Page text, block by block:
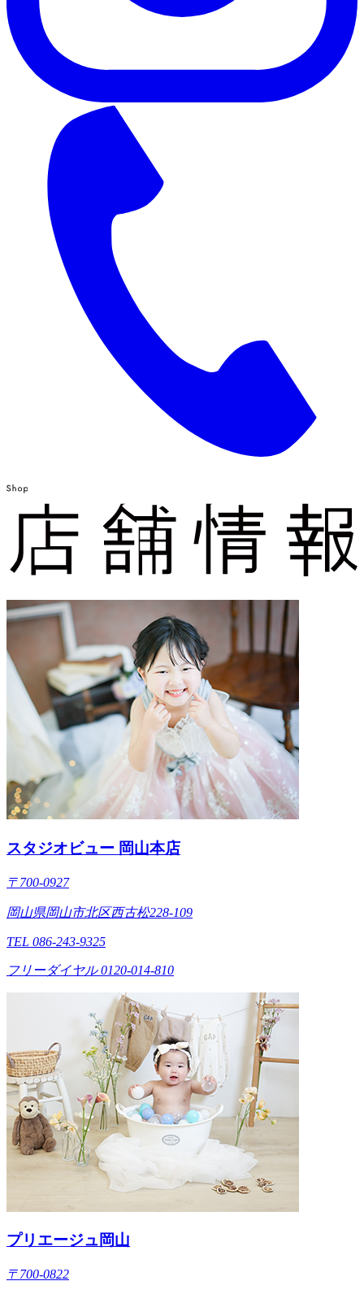
スタジオビュー 岡山本店
〒700-0927
岡山県岡山市北区西古松228-109
TEL 086-243-9325
フリーダイヤル 0120-014-810
プリエージュ岡山
〒700-0822